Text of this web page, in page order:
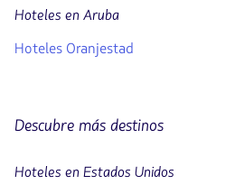
Hoteles en Aruba
Hoteles Oranjestad
Descubre más destinos
Hoteles en Estados Unidos